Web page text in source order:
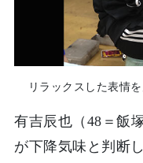
リラックスした表情
有吉辰也（48＝飯
が下降気味と判断